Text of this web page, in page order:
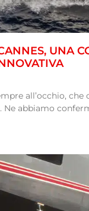
UNA
all’occhio,
Ne abbiamo